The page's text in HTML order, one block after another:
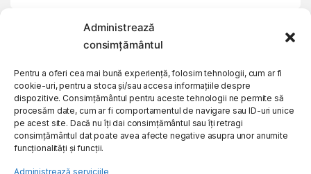
Administrează
consimțământul
Pentru a oferi cea mai bună experiență, folosim tehnologii, cum ar fi
cookie-uri, pentru a stoca și/sau accesa informațiile despre
dispozitive. Consimțământul pentru aceste tehnologii ne permite să
procesăm date, cum ar fi comportamentul de navigare sau ID-uri unice
pe acest site. Dacă nu îți dai consimțământul sau îți retragi
consimțământul dat poate avea afecte negative asupra unor anumite
funcționalități și funcții.
Administrează serviciile
My Account
Customer Care
About Us